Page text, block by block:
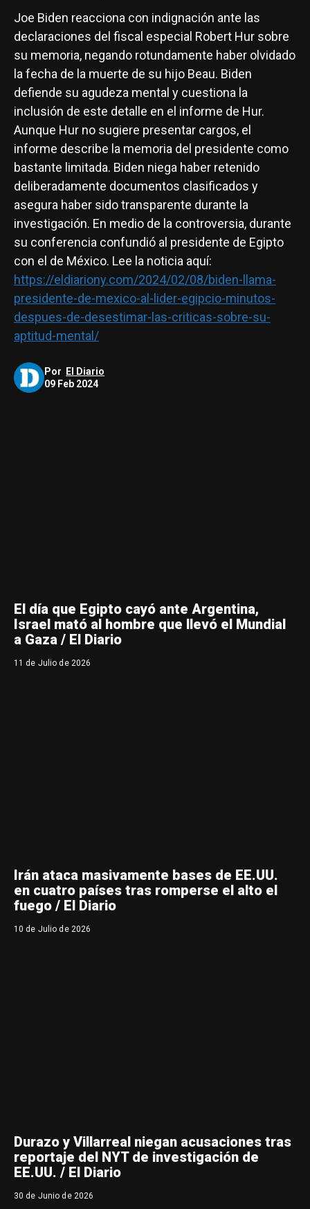
Joe Biden reacciona con indignación ante las
declaraciones del fiscal especial Robert Hur sobre
su memoria, negando rotundamente haber olvidado
la fecha de la muerte de su hijo Beau. Biden
defiende su agudeza mental y cuestiona la
inclusión de este detalle en el informe de Hur.
Aunque Hur no sugiere presentar cargos, el
informe describe la memoria del presidente como
bastante limitada. Biden niega haber retenido
deliberadamente documentos clasificados y
asegura haber sido transparente durante la
investigación. En medio de la controversia, durante
su conferencia confundió al presidente de Egipto
con el de México. Lee la noticia aquí:
https://eldiariony.com/2024/02/08/biden-llama-
presidente-de-mexico-al-lider-egipcio-minutos-
despues-de-desestimar-las-criticas-sobre-su-
aptitud-mental/
Por
El Diario
09 Feb 2024
El día que Egipto cayó ante Argentina,
Israel mató al hombre que llevó el Mundial
a Gaza / El Diario
11 de Julio de 2026
Irán ataca masivamente bases de EE.UU.
en cuatro países tras romperse el alto el
fuego / El Diario
10 de Julio de 2026
Durazo y Villarreal niegan acusaciones tras
reportaje del NYT de investigación de
EE.UU. / El Diario
30 de Junio de 2026